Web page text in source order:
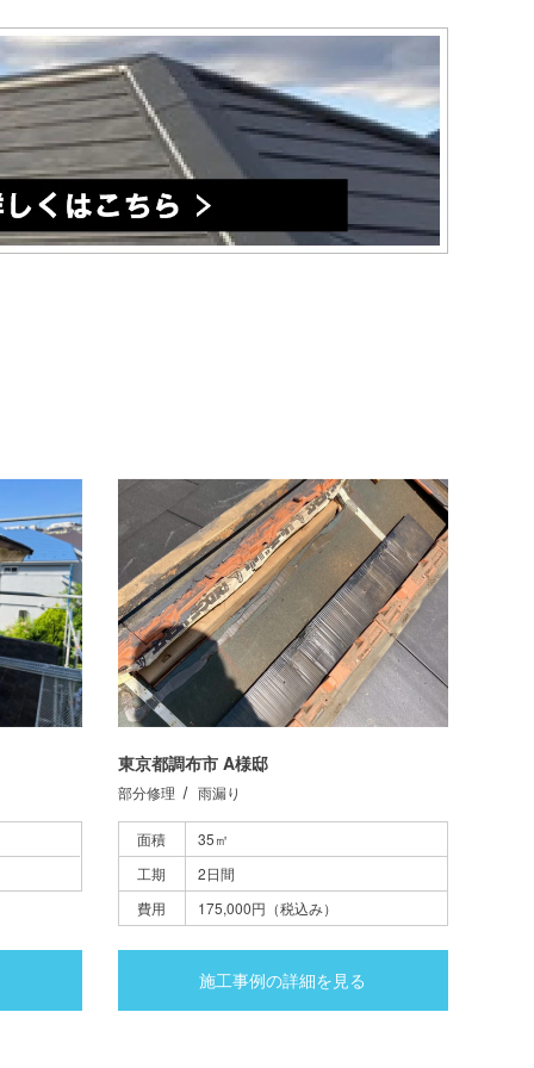
東京都調布市 A様邸
部分修理 雨漏り
面積
35㎡
工期
2日間
費用
175,000円（税込み）
施工事例の詳細を見る